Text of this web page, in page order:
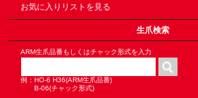
お気に入りリストを見る
生爪検索
ARM生爪品番もしくはチャック形式を入力
例：HO-6 H36(ARM生爪品番)
B-06(チャック形式)